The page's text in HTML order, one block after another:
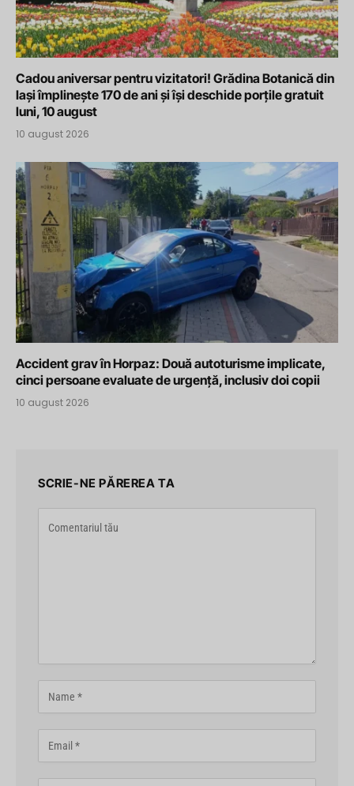
Cadou aniversar pentru vizitatori! Grădina Botanică din
Iași împlinește 170 de ani și își deschide porțile gratuit
luni, 10 august
10 august 2026
Accident grav în Horpaz: Două autoturisme implicate,
cinci persoane evaluate de urgență, inclusiv doi copii
10 august 2026
SCRIE-NE PĂREREA TA